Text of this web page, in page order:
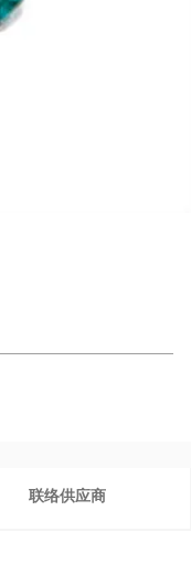
联络供应商